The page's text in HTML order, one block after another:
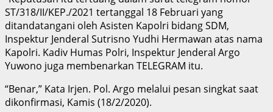
ST/318/II/KEP./2021 tertanggal 18 Februari yang
ditandatangani oleh Asisten Kapolri bidang SDM,
Inspektur Jenderal Sutrisno Yudhi Hermawan atas nama
Kapolri. Kadiv Humas Polri, Inspektur Jenderal Argo
Yuwono juga membenarkan TELEGRAM itu.
“Benar,” Kata Irjen. Pol. Argo melalui pesan singkat saat
dikonfirmasi, Kamis (18/2/2020).